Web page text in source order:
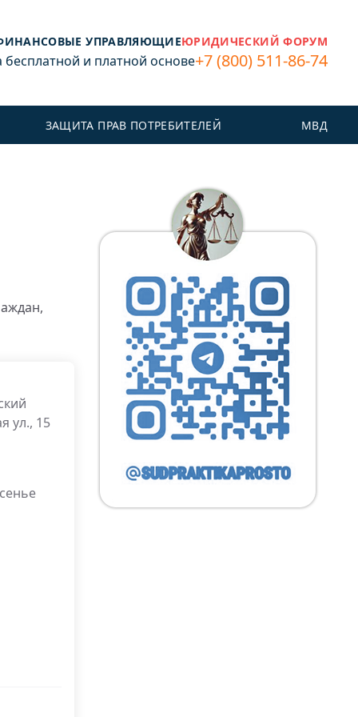
УПРАВЛЯЮЩИЕЮРИДИЧЕСКИЙ ФОРУМ
и платной основе+7 (800) 511-86-74
ЗАЩИТА ПРАВ ПОТРЕБИТЕЛЕЙ МВД
ул., 15